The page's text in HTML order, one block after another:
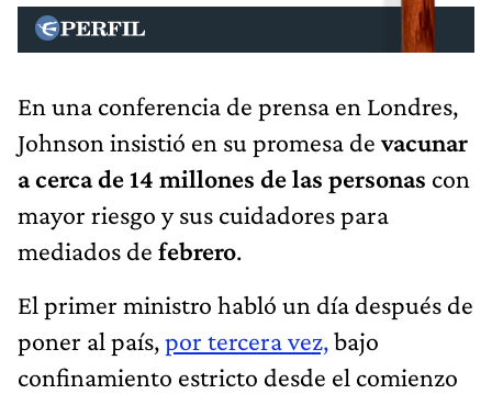
En una conferencia de prensa en Londres,
Johnson insistió en su promesa devacunar
a cerca de 14 millones de las personas con
mayor riesgo y sus cuidadores para
mediados de febrero.
El primer ministro habló un día después de
poner al país,por tercera vez,bajo
confinamiento estricto desde el comienzo